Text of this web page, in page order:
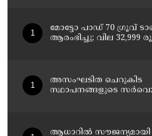
മോട്ടോ പാഡ് 70 ഗ്രൂവ്
ആരംഭിച്ചു; വില
അസംഘടിത ചെറുകിട
സ്ഥാപനങ്ങളുടെ
ആധാറിൽ